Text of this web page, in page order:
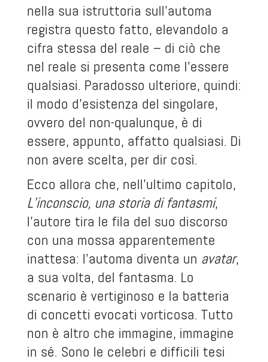
nella sua istruttoria sull’automa
registra questo fatto, elevandolo a
cifra stessa del reale – di ciò che
nel reale si presenta come l’essere
qualsiasi. Paradosso ulteriore, quindi:
il modo d’esistenza del singolare,
ovvero del non-qualunque, è di
essere, appunto, affatto qualsiasi. Di
non avere scelta, per dir così.
L’inconscio, una storia di fantasmi,
l’autore tira le fila del suo discorso
con una mossa apparentemente
inattesa: l’automa diventa un avatar,
a sua volta, del fantasma. Lo
scenario è vertiginoso e la batteria
di concetti evocati vorticosa. Tutto
non è altro che immagine, immagine
in sé. Sono le celebri e difficili tesi